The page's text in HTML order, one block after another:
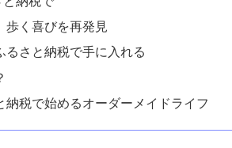
歩く喜びを再発見
さと納税で手に入れる
税で始めるオーダーメイドライフ